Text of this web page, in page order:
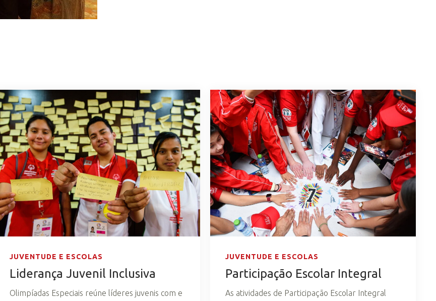
JUVENTUDE E ESCOLAS
Liderança Juvenil Inclusiva
Olimpíadas Especiais reúne líderes juvenis com e
JUVENTUDE E ESCOLAS
Participação Escolar Integral
As atividades de Participação Escolar Integral